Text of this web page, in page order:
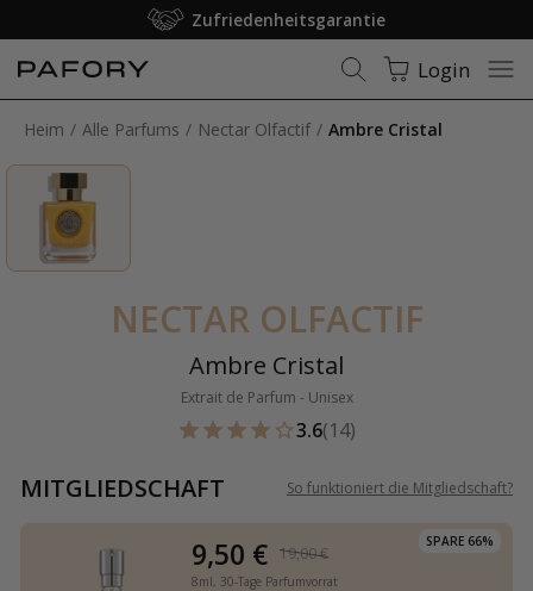
Mitgliedschaft: Kostenloser Versand
Login
Heim Alle Parfums Nectar Olfactif Ambre Cristal
NECTAR OLFACTIF
Ambre Cristal
Extrait de Parfum - Unisex
3.6(14)
MITGLIEDSCHAFT So funktioniert die Mitgliedschaft?
SPARE 66%
9,50 € 19,00 €
8ml, 30-Tage Parfumvorrat